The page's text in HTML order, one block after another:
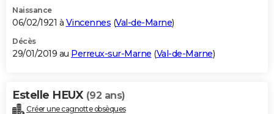
Naissance
06/02/1921 à Vincennes (Val-de-Marne)
Décès
29/01/2019 au Perreux-sur-Marne (Val-de-Marne)
Estelle HEUX (92 ans)
Créer une cagnotte obsèques